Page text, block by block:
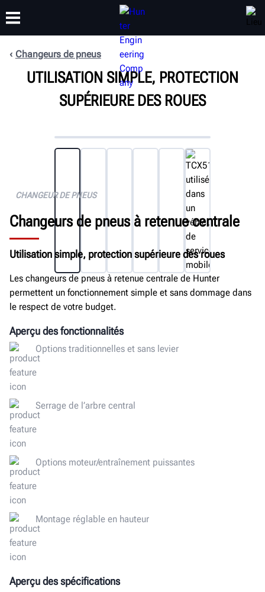
PRODUITS ASSISTANCE
FORMATION
À PROPOS
Changeurs de pneus
UTILISATION SIMPLE, PROTECTION
SUPÉRIEURE DES ROUES
CHANGEUR DE PNEUS
Changeurs de pneus à retenue centrale
Utilisation simple, protection supérieure des roues
Les changeurs de pneus à retenue centrale de Hunter
permettent un fonctionnement simple et sans dommage dans
le respect de votre budget.
Aperçu des fonctionnalités
Options traditionnelles et sans levier
Serrage de l’arbre central
Options moteur/entraînement puissantes
Montage réglable en hauteur
Aperçu des spécifications